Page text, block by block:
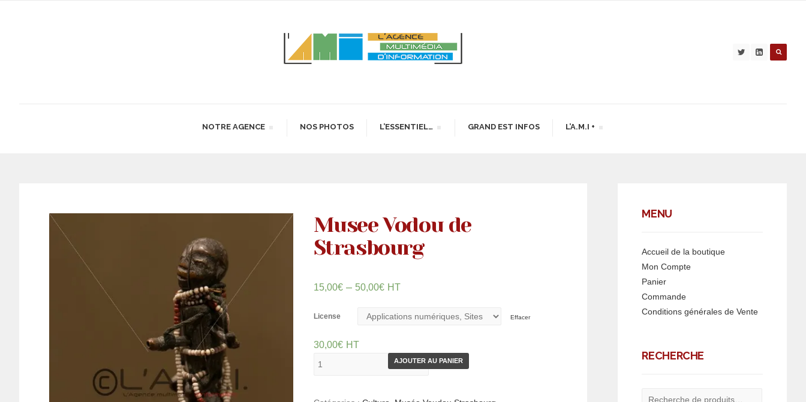
NOTRE AGENCE NOS PHOTOS L’ESSENTIEL… GRAND EST INFOS L’A.M.I +
Musee Vodou de
Strasbourg
15,00€– 50,00€ HT
License Effacer
30,00€ HT
AJOUTER AU PANIER
MENU
Accueil de la boutique
Mon Compte
Panier
Commande
Conditions générales de Vente
RECHERCHE